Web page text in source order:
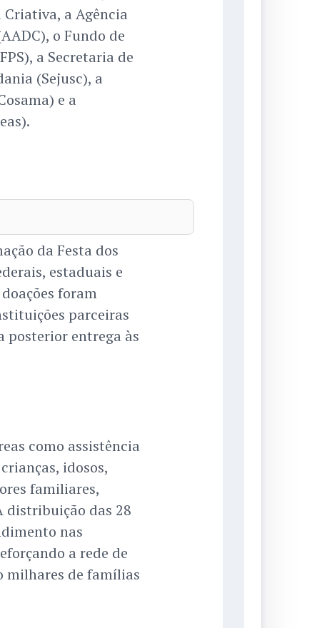
Criativa, a Agência
o Fundo de
a Secretaria de
(Sejusc), a
e a
da Festa dos
estaduais e
foram
parceiras
posterior entrega às
como assistência
idosos,
familiares,
distribuição das 28
nas
a rede de
milhares de famílias